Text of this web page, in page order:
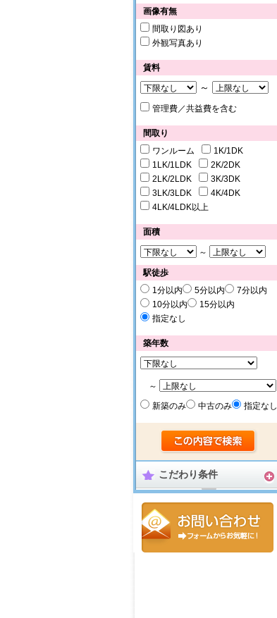
画像有無
間取り図あり
外観写真あり
賃料
～
管理費／共益費を含む
間取り
ワンルーム
1K/1DK
1LK/1LDK
2K/2DK
2LK/2LDK
3K/3DK
3LK/3LDK
4K/4DK
4LK/4LDK以上
面積
～
駅徒歩
1分以内
5分以内
7分以内
10分以内
15分以内
指定なし
築年数
～
新築のみ
中古のみ 指定なし
こだわり条件